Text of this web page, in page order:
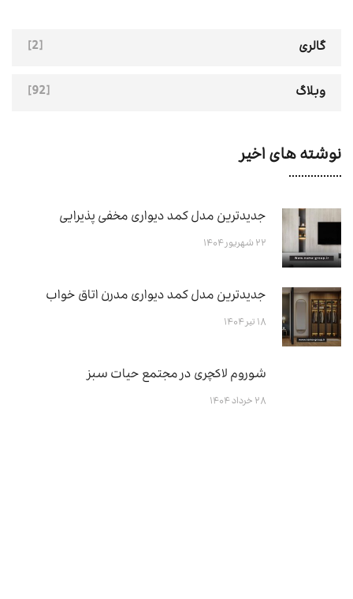
گالری [2]
وبلاگ [92]
نوشته های اخیر
جدیدترین مدل کمد دیواری مخفی پذیرایی
۲۲ شهریور ۱۴۰۴
جدیدترین مدل کمد دیواری مدرن اتاق خواب
۱۸ تیر ۱۴۰۴
شوروم لاکچری در مجتمع حیات سبز
۲۸ خرداد ۱۴۰۴